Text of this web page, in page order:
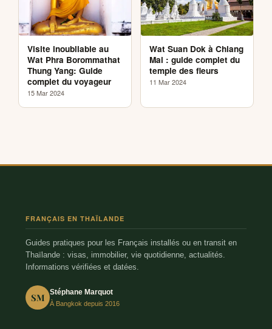
Visite inoubliable au
Wat Phra Borommathat
Thung Yang: Guide
complet du voyageur
15 Mar 2024
Wat Suan Dok à Chiang
Mai : guide complet du
temple des fleurs
11 Mar 2024
FRANÇAIS EN THAÏLANDE
Guides pratiques pour les Français installés ou en transit en
Thaïlande : visas, immobilier, vie quotidienne, actualités.
Informations vérifiées et datées.
SM Stéphane Marquot
À Bangkok depuis 2016